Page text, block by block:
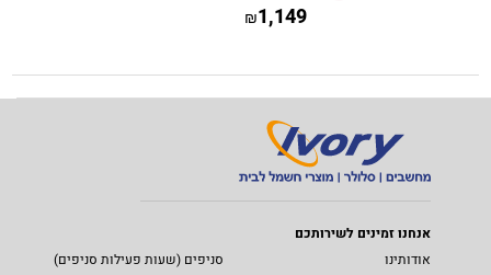
1,149
₪
אנחנו זמינים לשירותכם
אודותינו
סניפים (שעות פעילות סניפים)